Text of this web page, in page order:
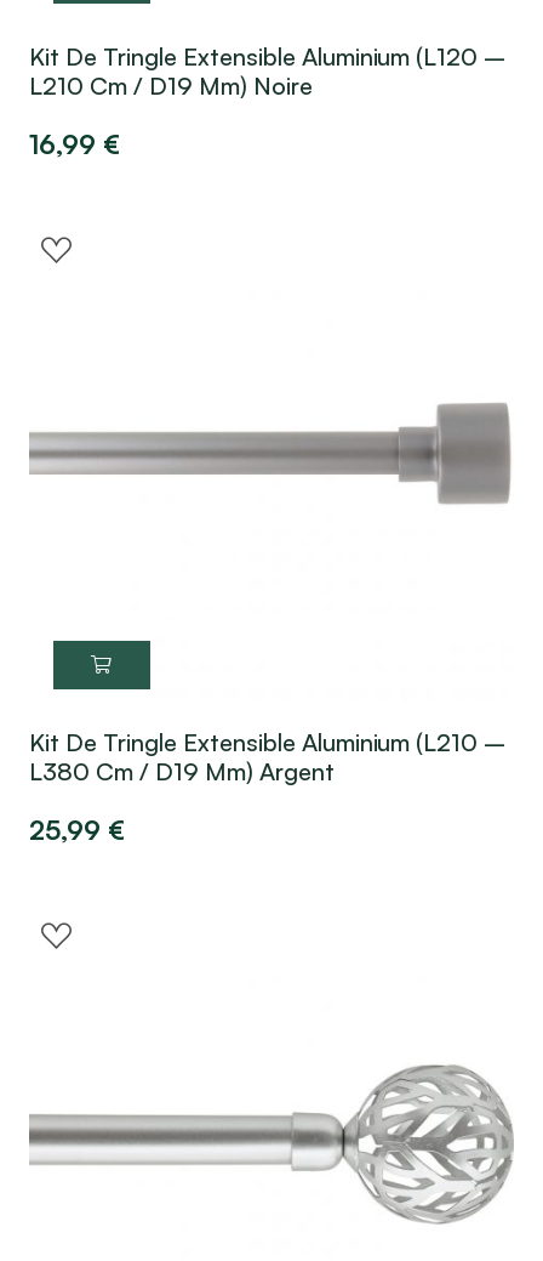
Kit De Tringle Extensible Aluminium (L120 –
L210 Cm / D19 Mm) Noire
16,99 €
Kit De Tringle Extensible Aluminium (L210 –
L380 Cm / D19 Mm) Argent
25,99 €